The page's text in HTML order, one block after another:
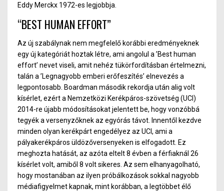
Eddy Merckx 1972-es legjobbja.
“BEST HUMAN EFFORT”
Az új szabálynak nem megfelelő korábbi eredményeknek
egy új kategóriát hoztak létre, ami angolul a ’Best human
effort’ nevet viseli, amit nehéz tükörfordításban értelmezni,
talán a ’Legnagyobb emberi erőfeszítés’ elnevezés a
legpontosabb. Boardman második rekordja után alig volt
kísérlet, ezért a Nemzetközi Kerékpáros-szövetség (UCI)
2014-re újabb módosításokat jelentett be, hogy vonzóbbá
tegyék a versenyzőknek az egyórás távot. Innentől kezdve
minden olyan kerékpárt engedélyez az UCI, ami a
pályakerékpáros üldözőversenyeken is elfogadott. Ez
meghozta hatását, az azóta eltelt 8 évben a férfiaknál 26
kísérlet volt, amiből 8 volt sikeres. Az sem elhanyagolható,
hogy mostanában az ilyen próbálkozások sokkal nagyobb
médiafigyelmet kapnak, mint korábban, a legtöbbet élő